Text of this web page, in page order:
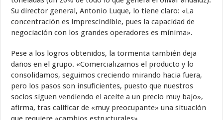
Su director general, Antonio Luque, lo tiene claro: «La
concentración es imprescindible, pues la capacidad de
negociación con los grandes operadores es mínima».
Pese a los logros obtenidos, la tormenta también deja
daños en el grupo. «Comercializamos el producto y lo
consolidamos, seguimos creciendo mirando hacia fuera,
pero los pasos son insuficientes, puesto que nuestros
socios siguen vendiendo el aceite a un precio muy bajo»,
afirma, tras calificar de «muy preocupante» una situación